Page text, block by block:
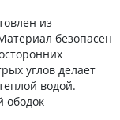
из
безопасен
углов делает
водой.
ободок